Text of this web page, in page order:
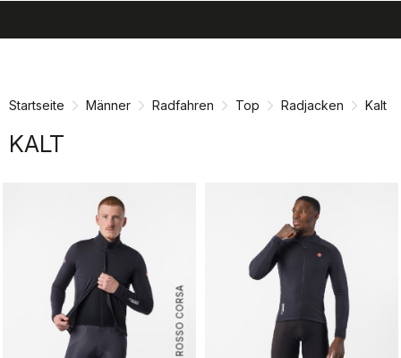
Startseite Männer Radfahren Top Radjacken Kalt
KALT
ROSSO CORSA